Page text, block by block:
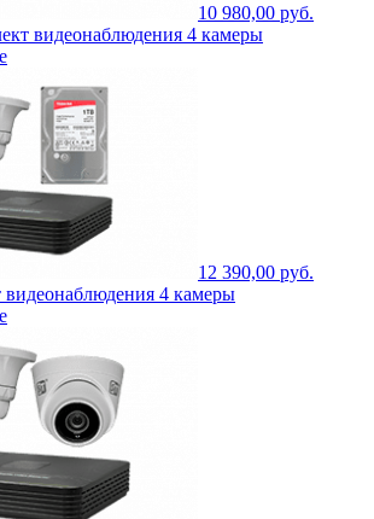
10 980,00 руб.
видеонаблюдения 4 камеры
12 390,00 руб.
4 камеры